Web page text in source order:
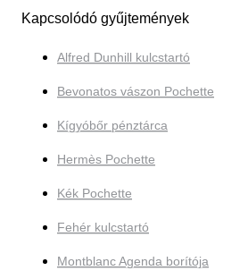
Kapcsolódó gyűjtemények
Alfred Dunhill kulcstartó
Bevonatos vászon Pochette
Kígyóbőr pénztárca
Hermès Pochette
Kék Pochette
Fehér kulcstartó
Montblanc Agenda borítója